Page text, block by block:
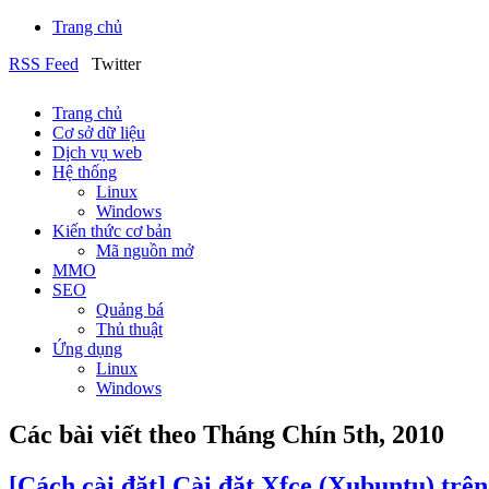
Trang chủ
RSS Feed Twitter
Trang chủ
Cơ sở dữ liệu
Dịch vụ web
Hệ thống
Linux
Windows
Kiến thức cơ bản
Mã nguồn mở
MMO
SEO
Quảng bá
Thủ thuật
Ứng dụng
Linux
Windows
Các bài viết theo Tháng Chín 5th, 2010